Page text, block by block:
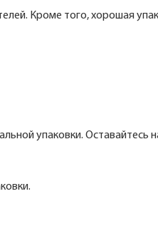
Кроме того, хорошая
упаковки. Оставайтесь